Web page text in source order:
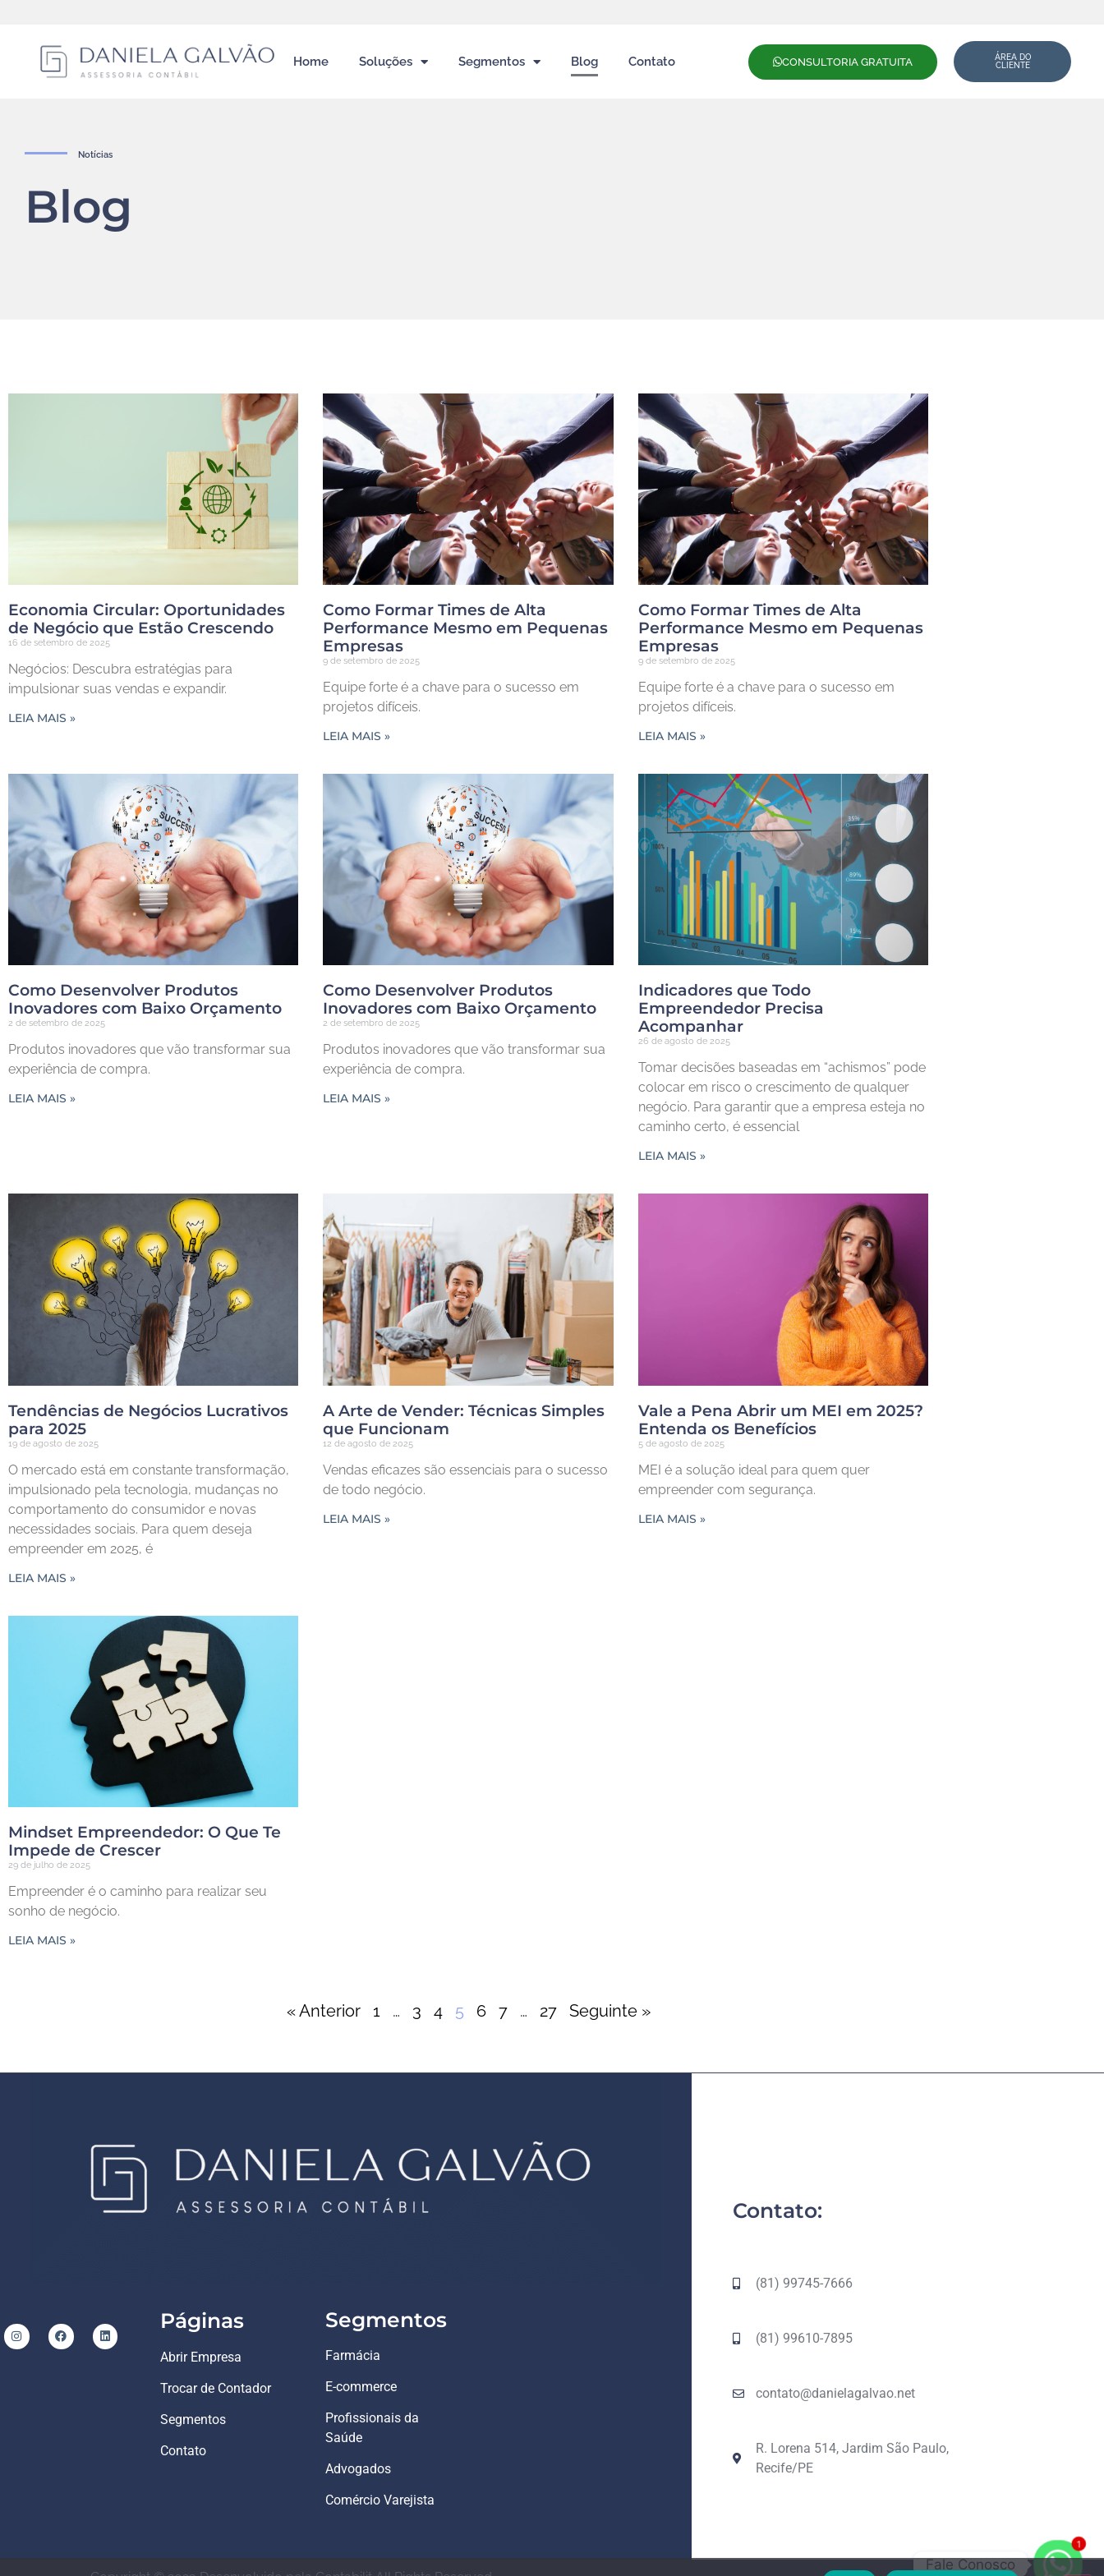
Home Soluções Segmentos Blog Contato CONSULTORIA GRATUITA
ÁREA DO
CLIENTE
Notícias
Blog
Economia Circular: Oportunidades
de Negócio que Estão Crescendo
16 de setembro de 2025
Negócios: Descubra estratégias para
impulsionar suas vendas e expandir.
LEIA MAIS »
Como Formar Times de Alta
Performance Mesmo em Pequenas
Empresas
9 de setembro de 2025
Equipe forte é a chave para o sucesso em
projetos difíceis.
LEIA MAIS »
Como Formar Times de Alta
Performance Mesmo em Pequenas
Empresas
9 de setembro de 2025
Equipe forte é a chave para o sucesso em
projetos difíceis.
LEIA MAIS »
Como Desenvolver Produtos
Inovadores com Baixo Orçamento
2 de setembro de 2025
Produtos inovadores que vão transformar sua
experiência de compra.
LEIA MAIS »
Como Desenvolver Produtos
Inovadores com Baixo Orçamento
2 de setembro de 2025
Produtos inovadores que vão transformar sua
experiência de compra.
LEIA MAIS »
Indicadores que Todo
Empreendedor Precisa
Acompanhar
26 de agosto de 2025
Tomar decisões baseadas em “achismos” pode
colocar em risco o crescimento de qualquer
negócio. Para garantir que a empresa esteja no
caminho certo, é essencial
LEIA MAIS »
Tendências de Negócios Lucrativos
para 2025
19 de agosto de 2025
O mercado está em constante transformação,
impulsionado pela tecnologia, mudanças no
comportamento do consumidor e novas
necessidades sociais. Para quem deseja
empreender em 2025, é
LEIA MAIS »
A Arte de Vender: Técnicas Simples
que Funcionam
12 de agosto de 2025
Vendas eficazes são essenciais para o sucesso
de todo negócio.
LEIA MAIS »
Vale a Pena Abrir um MEI em 2025?
Entenda os Benefícios
5 de agosto de 2025
MEI é a solução ideal para quem quer
empreender com segurança.
LEIA MAIS »
Mindset Empreendedor: O Que Te
Impede de Crescer
29 de julho de 2025
Empreender é o caminho para realizar seu
sonho de negócio.
LEIA MAIS »
« Anterior 1 … 3 4 5 6 7 … 27 Seguinte »
Páginas
Abrir Empresa
Trocar de Contador
Segmentos
Contato
Segmentos
Farmácia
E-commerce
Profissionais da
Saúde
Advogados
Comércio Varejista
Contato:
(81) 99745-7666
(81) 99610-7895
contato@danielagalvao.net
R. Lorena 514, Jardim São Paulo,
Recife/PE
1
Fale Conosco